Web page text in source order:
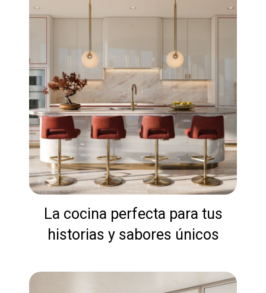
La cocina perfecta para tus
historias y sabores únicos